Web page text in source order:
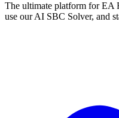
The ultimate platform for EA
use our AI SBC Solver, and